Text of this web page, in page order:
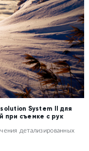
System II для
при съемке с рук
детализированных